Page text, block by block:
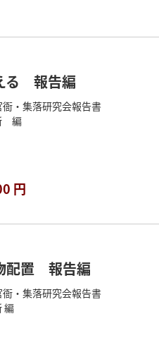
る 報告編
・集落研究会報告書
編
円
配置 報告編
・集落研究会報告書
編